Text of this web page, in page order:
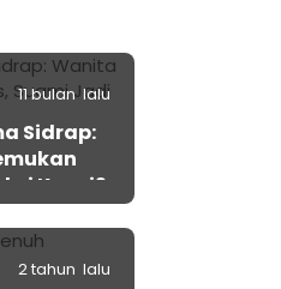
11 bulan lalu
Sidrap:
Kunci?
2 tahun lalu